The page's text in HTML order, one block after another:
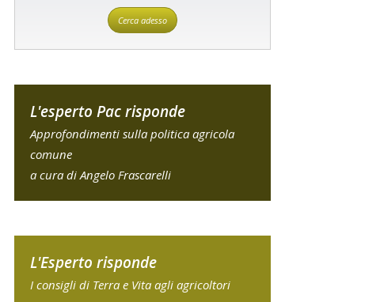
Cerca adesso
L'esperto Pac risponde
Approfondimenti sulla politica agricola
comune
a cura di Angelo Frascarelli
L'Esperto risponde
I consigli di Terra e Vita agli agricoltori